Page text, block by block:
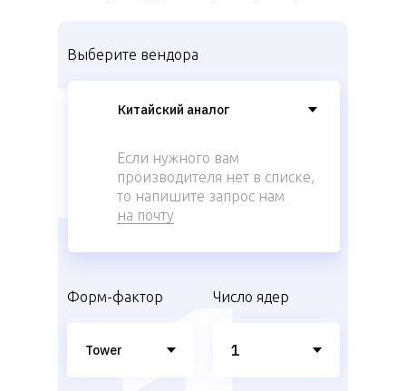
Форм-фактор Число ядер
Выберите вендора
Если нужного вам
производителя нет в списке,
то напишите запрос нам
на почту